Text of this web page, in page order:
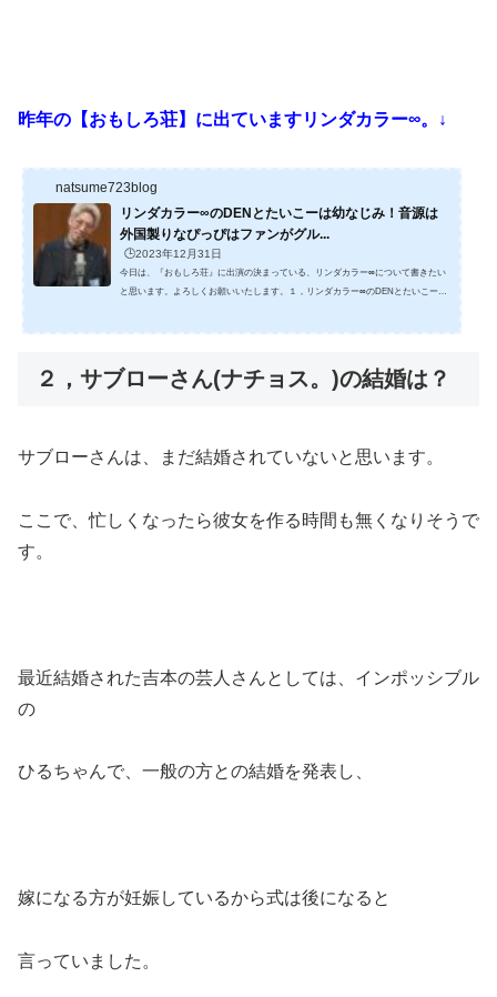
昨年の【おもしろ荘】に出ていますリンダカラー∞。↓
natsume723blog
リンダカラー∞のDENとたいこーは幼なじみ！音源は
外国製りなぴっぴはファンがグル...
🕒️2023年12月31日
今日は、『おもしろ荘』に出演の決まっている、リンダカラー∞について書きたい
と思います。よろしくお願いいたします。１，リンダカラー∞のDENとたいこーは
ラスのみんなを楽しませていました。久里浜小学校に通っていた二人は３年の時に
同じクラスになって以来、「ずっと一緒にいた」と口を揃...
２，サブローさん(ナチョス。)の結婚は？
サブローさんは、まだ結婚されていないと思います。
ここで、忙しくなったら彼女を作る時間も無くなりそうで
す。
最近結婚された吉本の芸人さんとしては、インポッシブル
の
ひるちゃんで、一般の方との結婚を発表し、
嫁になる方が妊娠しているから式は後になると
言っていました。